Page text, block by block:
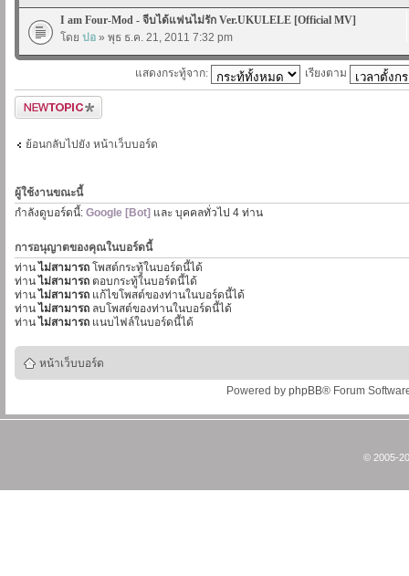
I am Four-Mod - จีบได้แฟนไม่รัก Ver.UKULELE [Official MV]
โดย ปอ » พุธ ธ.ค. 21, 2011 7:32 pm
แสดงกระทู้จาก: เรียงตาม
ตั้งกระทู้ใหม่
ย้อนกลับไปยัง หน้าเว็บบอร์ด
ผู้ใช้งานขณะนี้
กำลังดูบอร์ดนี้: Google [Bot] และ บุคคลทั่วไป 4 ท่าน
การอนุญาตของคุณในบอร์ดนี้
ท่าน ไม่สามารถ โพสต์กระทู้ในบอร์ดนี้ได้
ท่าน ไม่สามารถ ตอบกระทู้ในบอร์ดนี้ได้
ท่าน ไม่สามารถ แก้ไขโพสต์ของท่านในบอร์ดนี้ได้
ท่าน ไม่สามารถ ลบโพสต์ของท่านในบอร์ดนี้ได้
ท่าน ไม่สามารถ แนบไฟล์ในบอร์ดนี้ได้
หน้าเว็บบอร์ด
Powered by phpBB® Forum
© 2005-